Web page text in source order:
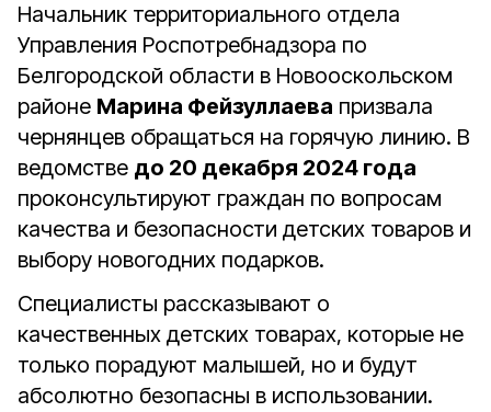
Начальник территориального отдела
Управления Роспотребнадзора по
Белгородской области в Новооскольском
районе Марина Фейзуллаева призвала
чернянцев обращаться на горячую линию. В
ведомстве до 20 декабря 2024 года
проконсультируют граждан по вопросам
качества и безопасности детских товаров и
выбору новогодних подарков.
Специалисты рассказывают о
качественных детских товарах, которые не
только порадуют малышей, но и будут
абсолютно безопасны в использовании.